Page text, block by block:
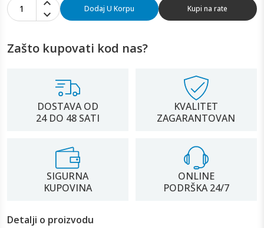
1 Dodaj U Korpu Kupi na rate
Zašto kupovati kod nas?
DOSTAVA OD
24 DO 48 SATI
KVALITET
ZAGARANTOVAN
SIGURNA
KUPOVINA
ONLINE
PODRŠKA 24/7
Detalji o proizvodu